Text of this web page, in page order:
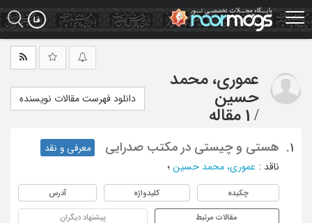
Skip
to
main
عموری، محمد
حسین
/ 1 مقاله
دانلود فهرست مقالات نویسنده
1. هستی و چیستی در مکتب صدرایی
معرفی و نقد
ناقد : عموری، محمد حسین ؛
چکیده کلیدواژه آدرس
مقالات مرتبط پیشنهاد دیگران